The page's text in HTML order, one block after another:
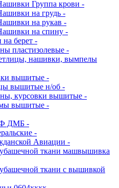
Группа крови -
на грудь -
на рукав -
на спину -
на берет -
пластизолевые -
нашивки, вымпелы
вышитые -
вышитые н/об -
курсовки вышитые -
вышитые -
ДМБ -
-
Авиации -
ткани машвышивка
ткани с вышивкой